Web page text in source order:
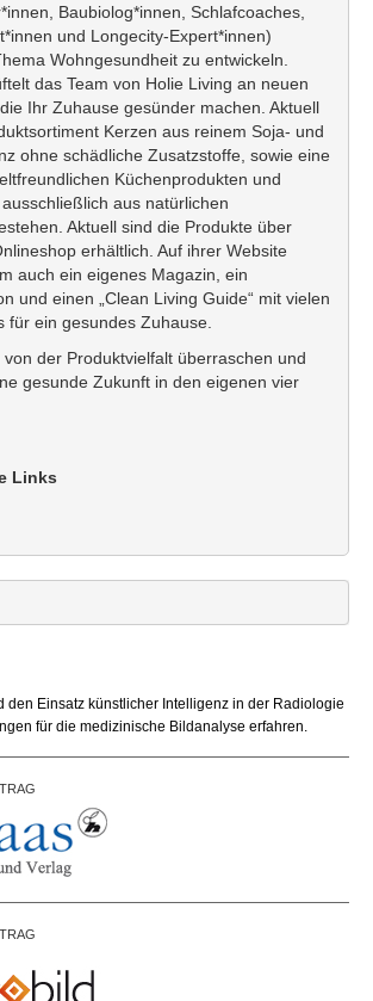
Baubiolog*innen, Schlafcoaches,
und Longecity-Expert*innen)
Wohngesundheit zu entwickeln.
das Team von Holie Living an neuen
Ihr Zuhause gesünder machen. Aktuell
Kerzen aus reinem Soja- und
ohne schädliche Zusatzstoffe, sowie eine
Küchenprodukten und
aus natürlichen
Aktuell sind die Produkte über
erhältlich. Auf ihrer Website
auch ein eigenes Magazin, ein
und einen „Clean Living Guide“ mit vielen
für ein gesundes Zuhause.
von der Produktvielfalt überraschen und
gesunde Zukunft in den eigenen vier
Links
den Einsatz künstlicher Intelligenz in der Radiologie
für die medizinische Bildanalyse erfahren.